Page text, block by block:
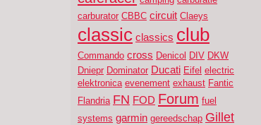
carburator CBBC circuit Claeys
classic classics club
Commando cross Denicol DIV DKW
Dniepr Dominator Ducati Eifel electric
elektronica evenement exhaust Fantic
Flandria FN FOD Forum fuel
systems garmin gereedschap Gillet